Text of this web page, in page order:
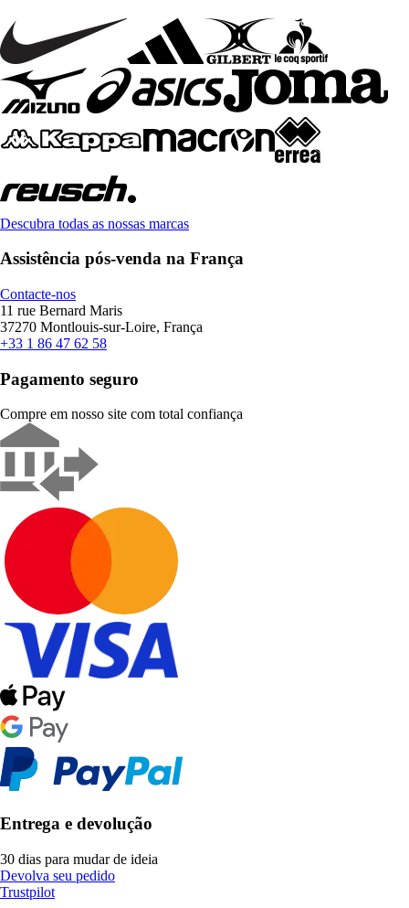
Descubra todas as nossas marcas
Assistência pós-venda na França
Contacte-nos
11 rue Bernard Maris
37270 Montlouis-sur-Loire, França
+33 1 86 47 62 58
Pagamento seguro
Compre em nosso site com total confiança
Entrega e devolução
30 dias para mudar de ideia
Devolva seu pedido
Trustpilot